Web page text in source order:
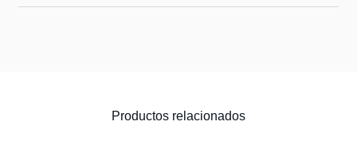
Productos relacionados